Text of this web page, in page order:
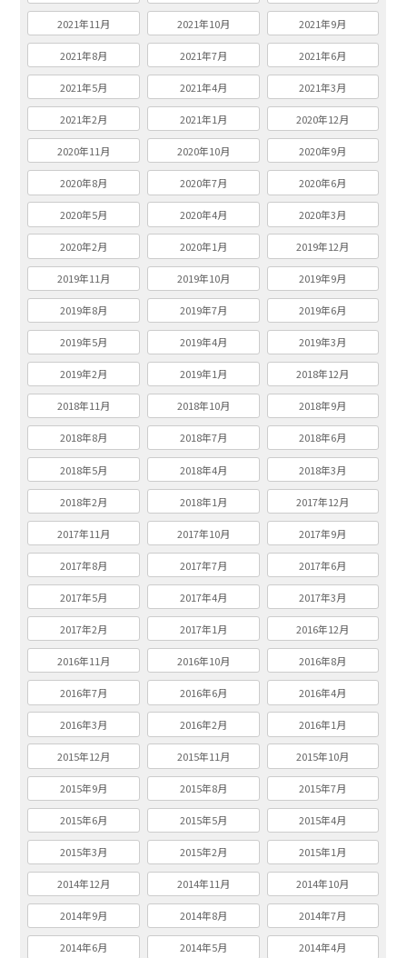
2021年11月 2021年10月 2021年9月
2021年8月 2021年7月 2021年6月
2021年5月 2021年4月 2021年3月
2021年2月 2021年1月 2020年12月
2020年11月 2020年10月 2020年9月
2020年8月 2020年7月 2020年6月
2020年5月 2020年4月 2020年3月
2020年2月 2020年1月 2019年12月
2019年11月 2019年10月 2019年9月
2019年8月 2019年7月 2019年6月
2019年5月 2019年4月 2019年3月
2019年2月 2019年1月 2018年12月
2018年11月 2018年10月 2018年9月
2018年8月 2018年7月 2018年6月
2018年5月 2018年4月 2018年3月
2018年2月 2018年1月 2017年12月
2017年11月 2017年10月 2017年9月
2017年8月 2017年7月 2017年6月
2017年5月 2017年4月 2017年3月
2017年2月 2017年1月 2016年12月
2016年11月 2016年10月 2016年8月
2016年7月 2016年6月 2016年4月
2016年3月 2016年2月 2016年1月
2015年12月 2015年11月 2015年10月
2015年9月 2015年8月 2015年7月
2015年6月 2015年5月 2015年4月
2015年3月 2015年2月 2015年1月
2014年12月 2014年11月 2014年10月
2014年9月 2014年8月 2014年7月
2014年6月 2014年5月 2014年4月